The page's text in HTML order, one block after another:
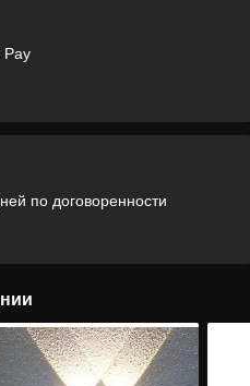
Pay
по договоренности